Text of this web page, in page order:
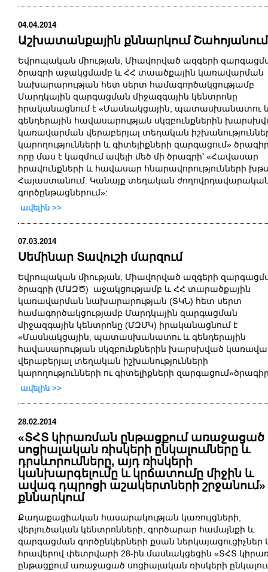
04.04.2014
Աշխատանքային քննարկում Շահոյանում
Եվրոպական միության, Միավորված ազգերի
ծրագրի աջակցմամբ և ՀՀ տաածքային կառավարման
նախարարության հետ սերտ համագործակցությամբ
Մարդկային զարգացման միջազգային կենտրոնը
իրականացնում է «Մասնակցային, պատասխանատու
գենդերային հավասարության սկզբունքներին
կառավարման վերաբերյալ տեղական
կարողությունների և գիտելիքների զարգացում»
որը մաս է կազմում ավելի մեծ մի ծրագրի՝ «Հավասար
իրավունքների և հավասար հնարավորությունների
Հայաստանում. Կանայք տեղական
գործընթացներում»:
ավելին >>
07.03.2014
Սեմինար Տավուշի մարզում
Եվրոպական միության, Միավորված ազգերի
ծրագրի (ՄԱԶԾ) աջակցությամբ և ՀՀ տարածքային
կառավարման նախարարության (ՏԿՆ) հետ սերտ
համագործակցությամբ Մարդկային զարգացման
միջազգային կենտրոնը (ՄԶՄԿ) իրականացնում է
«Մասնակցային, պատասխանատու և գենդերային
հավասարության սկզբունքներին խարսխված
վերաբերյալ տեղական իշխանությունների
կարողությունների ու գիտելիքների զարգացում»
ավելին >>
28.02.2014
«ՏՀՏ կիրառման ընթացքում առաջացած
սոցիալական ռիսկերի ընկալումները և
դրսևորումները, այդ ռիսկերի
կանխարգելումը և կրճատումը միջին և
ավագ դպրոցի աշակերտների շրջանում»
քննարկում
Քաղաքացիական հասարակության կառույցների,
վերլուծական կենտրոնների, գործարար համայնքի և
զարգացման գործընկերների քսան ներկայացուցիչներ
հրավերով փետրվարի 28- ին մասնակցեցին «ՏՀՏ
ընթացքում առաջացած սոցիալական ռիսկերի